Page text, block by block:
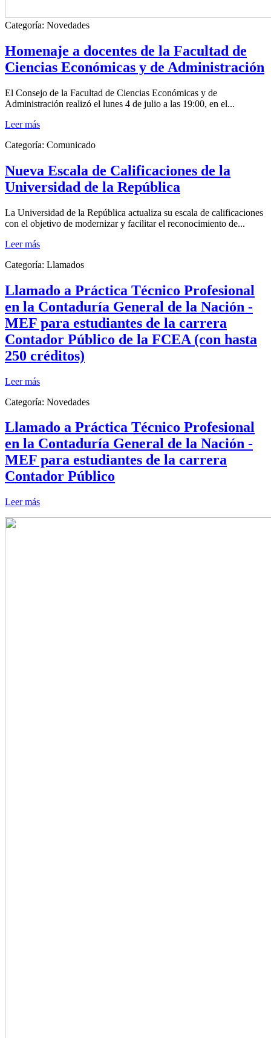
Categoría: Novedades
Homenaje a docentes de la Facultad de
Ciencias Económicas y de Administración
El Consejo de la Facultad de Ciencias Económicas y de
Administración realizó el lunes 4 de julio a las 19:00, en el...
Leer más
Categoría: Comunicado
Nueva Escala de Calificaciones de la
Universidad de la República
La Universidad de la República actualiza su escala de calificaciones
con el objetivo de modernizar y facilitar el reconocimiento de...
Leer más
Categoría: Llamados
Llamado a Práctica Técnico Profesional
en la Contaduría General de la Nación -
MEF para estudiantes de la carrera
Contador Público de la FCEA (con hasta
250 créditos)
Leer más
Categoría: Novedades
Llamado a Práctica Técnico Profesional
en la Contaduría General de la Nación -
MEF para estudiantes de la carrera
Contador Público
Leer más